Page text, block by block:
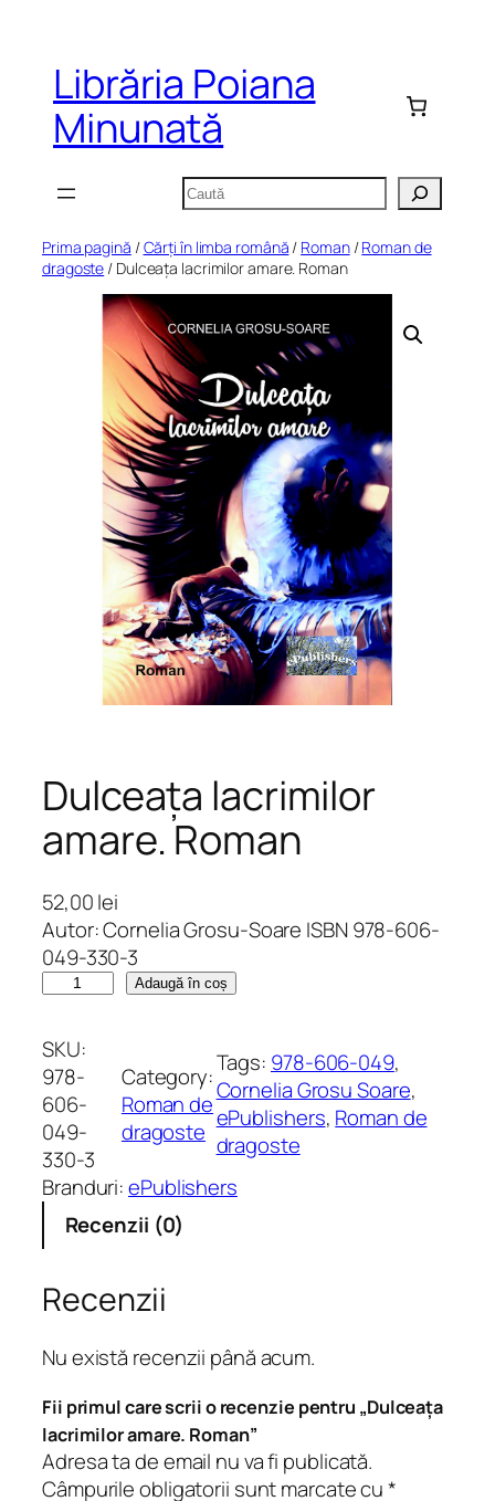
conținutLibrăria Poiana
Minunată
Caută
Prima pagină /Cărți în limba română / Roman/Roman de
dragoste / Dulceața lacrimilor amare. Roman
Dulceața lacrimilor
amare. Roman
52,00lei
Autor: Cornelia Grosu-Soare ISBN 978-606-
049-330-3
n
t
i
t
a
t
e
l
c
e
a
ț
a
a
Adaugă în coș
SKU:
978-
606-
049-
330-3
Category:
Roman de
dragoste
Tags: 978-606-049
Cornelia Grosu Soare
ePublishers, Roman de
dragoste
Branduri:ePublishers
Recenzii (0)
Recenzii
Nu există recenzii până acum.
Fii primul care scrii o recenzie pentru „Dulceața
lacrimilor amare. Roman”
Adresa ta de email nu va fi publicată.
Câmpurile obligatorii sunt marcate cu*